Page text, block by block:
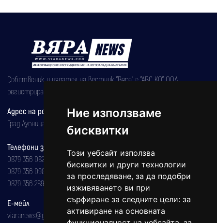
Ние използваме
бисквитки
Този уебсайт използва
бисквитки и други технологии
за проследяване, за да подобри
изживяването ви при
сърфиране за следните цели: за
активиране на основната
Собственик и издател на вестник "Вяра" е "АВС КО" ООД,
регистрирана на 08.05.2002 година.
Адрес на редакцията
Град Дупница, ул.''Христо Ботев" 43
Телефони за реклама и абонаменти
0879 356 082
0879 356 098
0879 356 289
Е-мейл
viaranews@gmail.com